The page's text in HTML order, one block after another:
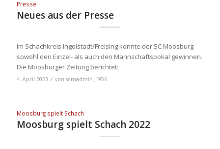
Presse
Neues aus der Presse
Im Schachkreis Ingolstadt/Freising konnte der SC Moosburg
sowohl den Einzel- als auch den Mannschaftspokal gewinnen.
Die Moosburger Zeitung berichtet:
4. April 2023 / von scmadmin_1956
Moosburg spielt Schach
Moosburg spielt Schach 2022